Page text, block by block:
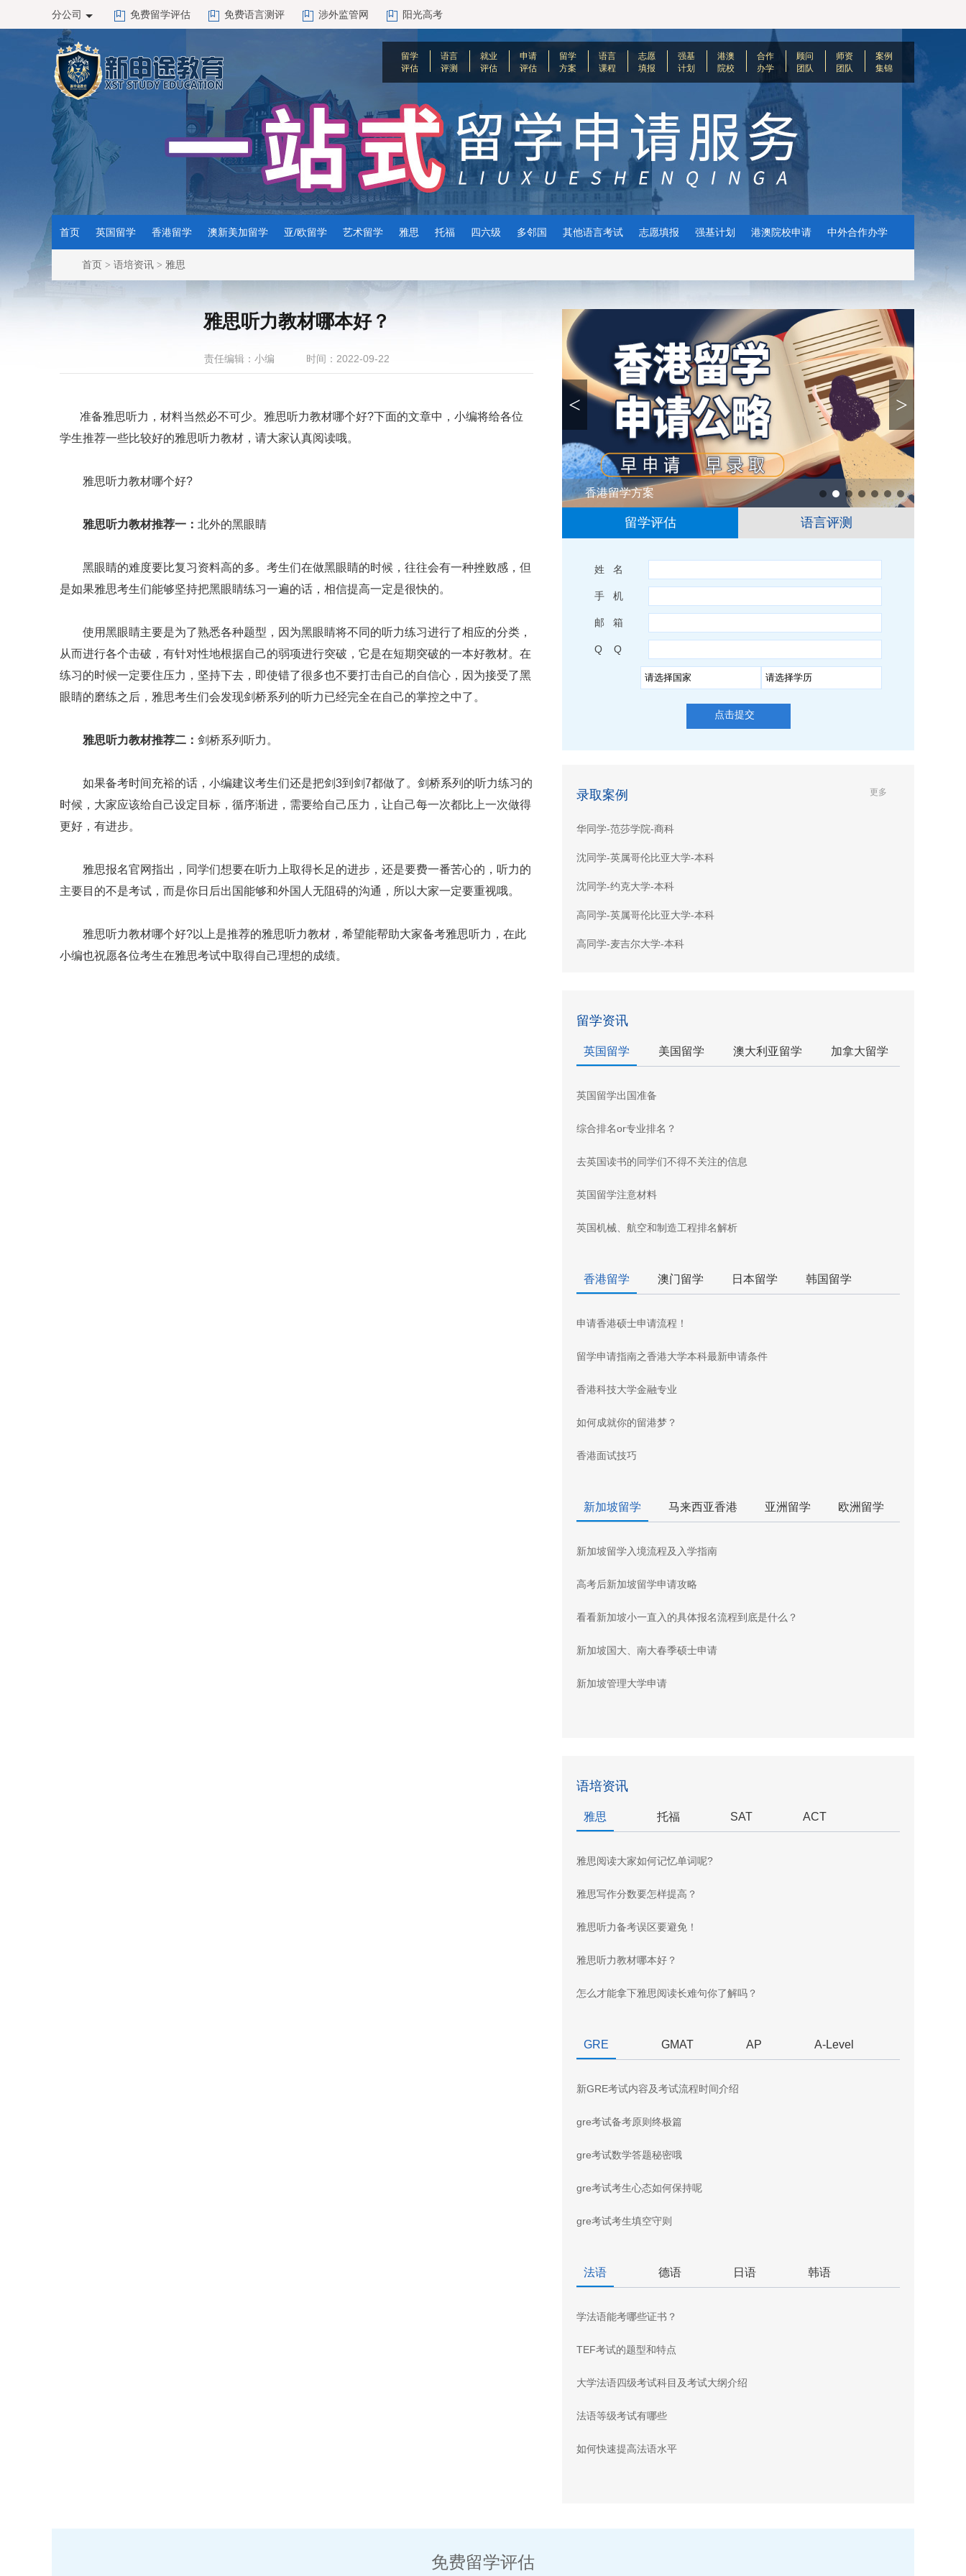
分公司 免费留学评估 免费语言测评 涉外监管网 阳光高考
留学
评估
语言
评测
就业
评估
申请
评估
留学
方案
语言
课程
志愿
填报
强基
计划
港澳
院校
合作
办学
顾问
团队
师资
团队
案例
集锦
首页 英国留学 香港留学 澳新美加留学 亚/欧留学 艺术留学 雅思 托福 四六级 多邻国 其他语言考试 志愿填报 强基计划 港澳院校申请 中外合作办学
首页 > 语培资讯 > 雅思
雅思听力教材哪本好？
责任编辑：小编 时间：2022-09-22
准备雅思听力，材料当然必不可少。雅思听力教材哪个好?下面的文章中，小编将给各位
学生推荐一些比较好的雅思听力教材，请大家认真阅读哦。
雅思听力教材哪个好?
雅思听力教材推荐一： 北外的黑眼睛
黑眼睛的难度要比复习资料高的多。考生们在做黑眼睛的时候，往往会有一种挫败感，但
是如果雅思考生们能够坚持把黑眼睛练习一遍的话，相信提高一定是很快的。
使用黑眼睛主要是为了熟悉各种题型，因为黑眼睛将不同的听力练习进行了相应的分类，
从而进行各个击破，有针对性地根据自己的弱项进行突破，它是在短期突破的一本好教材。在
练习的时候一定要住压力，坚持下去，即使错了很多也不要打击自己的自信心，因为接受了黑
眼睛的磨练之后，雅思考生们会发现剑桥系列的听力已经完全在自己的掌控之中了。
雅思听力教材推荐二： 剑桥系列听力。
如果备考时间充裕的话，小编建议考生们还是把剑3到剑7都做了。剑桥系列的听力练习的
时候，大家应该给自己设定目标，循序渐进，需要给自己压力，让自己每一次都比上一次做得
更好，有进步。
雅思报名官网指出，同学们想要在听力上取得长足的进步，还是要费一番苦心的，听力的
主要目的不是考试，而是你日后出国能够和外国人无阻碍的沟通，所以大家一定要重视哦。
雅思听力教材哪个好?以上是推荐的雅思听力教材，希望能帮助大家备考雅思听力，在此
小编也祝愿各位考生在雅思考试中取得自己理想的成绩。
香港留学方案 1 2
< >
留学评估 语言评测
姓 名
手 机
邮 箱
Q Q
点击提交
录取案例 更多
华同学-范莎学院-商科
沈同学-英属哥伦比亚大学-本科
沈同学-约克大学-本科
高同学-英属哥伦比亚大学-本科
高同学-麦吉尔大学-本科
留学资讯
英国留学 美国留学 澳大利亚留学 加拿大留学
英国留学出国准备
综合排名or专业排名？
去英国读书的同学们不得不关注的信息
英国留学注意材料
英国机械、航空和制造工程排名解析
香港留学 澳门留学 日本留学 韩国留学
申请香港硕士申请流程！
留学申请指南之香港大学本科最新申请条件
香港科技大学金融专业
如何成就你的留港梦？
香港面试技巧
新加坡留学 马来西亚香港 亚洲留学 欧洲留学
新加坡留学入境流程及入学指南
高考后新加坡留学申请攻略
看看新加坡小一直入的具体报名流程到底是什么？
新加坡国大、南大春季硕士申请
新加坡管理大学申请
语培资讯
雅思 托福 SAT ACT
雅思阅读大家如何记忆单词呢?
雅思写作分数要怎样提高？
雅思听力备考误区要避免！
雅思听力教材哪本好？
怎么才能拿下雅思阅读长难句你了解吗？
GRE GMAT AP A-Level
新GRE考试内容及考试流程时间介绍
gre考试备考原则终极篇
gre考试数学答题秘密哦
gre考试考生心态如何保持呢
gre考试考生填空守则
法语 德语 日语 韩语
学法语能考哪些证书？
TEF考试的题型和特点
大学法语四级考试科目及考试大纲介绍
法语等级考试有哪些
如何快速提高法语水平
免费留学评估